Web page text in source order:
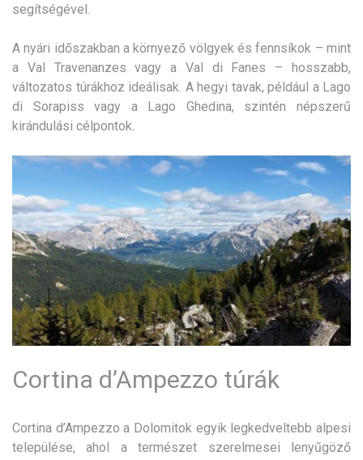
segítségével.
A nyári időszakban a környező völgyek és fennsíkok – mint
a Val Travenanzes vagy a Val di Fanes – hosszabb,
változatos túrákhoz ideálisak. A hegyi tavak, például a Lago
di Sorapiss vagy a Lago Ghedina, szintén népszerű
kirándulási célpontok.
Cortina d’Ampezzo túrák
Cortina d’Ampezzo a Dolomitok egyik legkedveltebb alpesi
települése, ahol a természet szerelmesei lenyűgöző